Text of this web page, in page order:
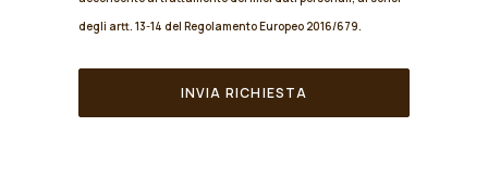
degli artt. 13-14 del Regolamento Europeo 2016/679.